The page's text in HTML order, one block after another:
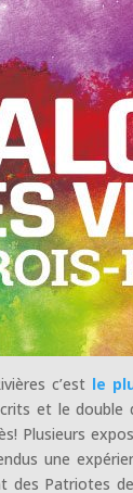
c’est le
et le double
Plusieurs
une
Patriotes